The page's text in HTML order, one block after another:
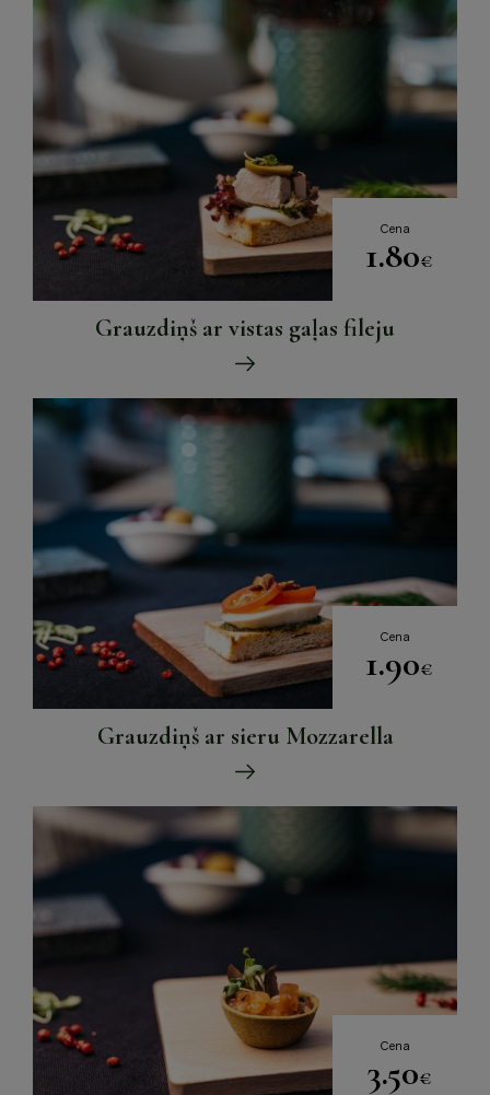
Cena
1.80€
Grauzdiņš ar vistas gaļas fileju
Cena
1.90€
Grauzdiņš ar sieru Mozzarella
Cena
3.50€